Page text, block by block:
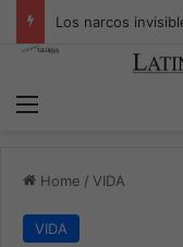
Home / VIDA
VIDA